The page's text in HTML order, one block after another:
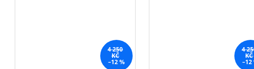
4 250
KČ
–12 %
4
KČ
–12